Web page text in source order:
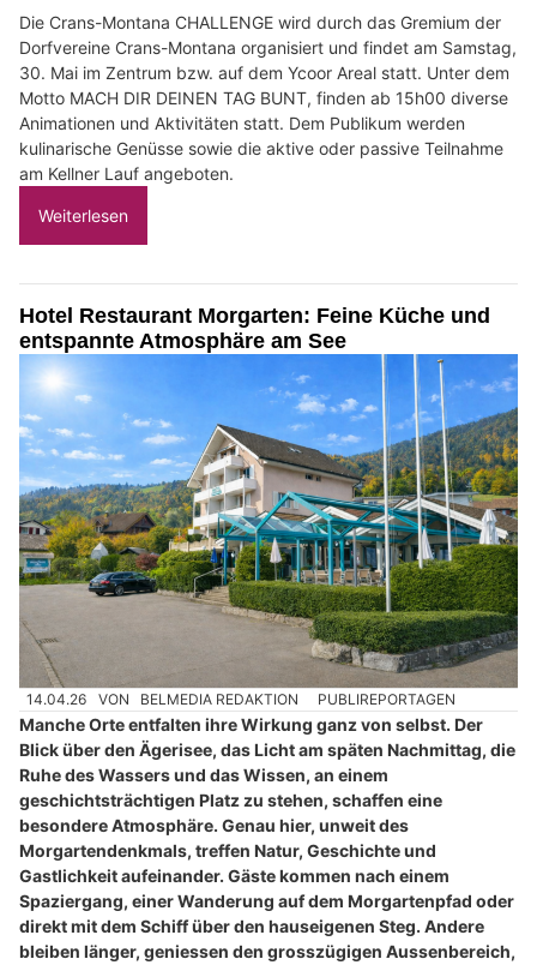
Die Crans-Montana CHALLENGE wird durch das Gremium der
Dorfvereine Crans-Montana organisiert und findet am Samstag,
30. Mai im Zentrum bzw. auf dem Ycoor Areal statt. Unter dem
Motto MACH DIR DEINEN TAG BUNT, finden ab 15h00 diverse
Animationen und Aktivitäten statt. Dem Publikum werden
kulinarische Genüsse sowie die aktive oder passive Teilnahme
am Kellner Lauf angeboten.
Weiterlesen
Hotel Restaurant Morgarten: Feine Küche und
entspannte Atmosphäre am See
14.04.26 VON BELMEDIA REDAKTION PUBLIREPORTAGEN
Manche Orte entfalten ihre Wirkung ganz von selbst. Der
Blick über den Ägerisee, das Licht am späten Nachmittag, die
Ruhe des Wassers und das Wissen, an einem
geschichtsträchtigen Platz zu stehen, schaffen eine
besondere Atmosphäre. Genau hier, unweit des
Morgartendenkmals, treffen Natur, Geschichte und
Gastlichkeit aufeinander. Gäste kommen nach einem
Spaziergang, einer Wanderung auf dem Morgartenpfad oder
direkt mit dem Schiff über den hauseigenen Steg. Andere
bleiben länger, geniessen den grosszügigen Aussenbereich,